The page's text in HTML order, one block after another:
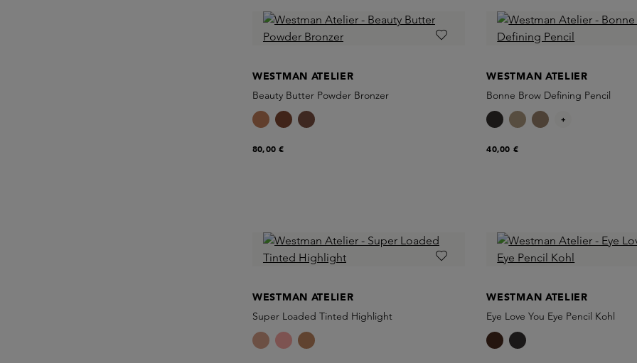
WESTMAN ATELIER
Beauty Butter Powder Bronzer
80,00 €
WESTMAN ATELIER
Bonne Brow Defining Pencil
40,00 €
+
WESTMAN ATELIER
Super Loaded Tinted Highlight
WESTMAN ATELIER
Eye Love You Eye Pencil Kohl